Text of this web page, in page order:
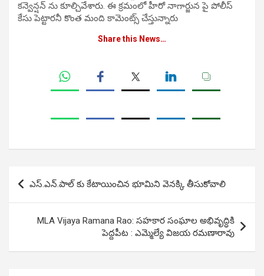
కన్వెన్షన్ ను కూల్చివేశారు. ఈ క్రమంలో హీరో నాగార్జున పై పోలీస్‌
కేసు పెట్టారనీ కొంత మంది కామెంట్స్‌ చేస్తున్నారు
Share this News…
Post
navigation
ఎస్.ఎన్.పాల్ కు కేటాయించిన భూమిని వెనక్కి తీసుకోవాలి
MLA Vijaya Ramana Rao: సహకార సంఘాల‌ అభివృద్ధికి
పెద్దపీట : ఎమ్మెల్యే విజయ రమణారావు